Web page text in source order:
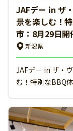
JAFデー in ザ
景を楽しむ！
市：8月29日開
新潟県
JAFデー in ザ・
む！特別なBBQ